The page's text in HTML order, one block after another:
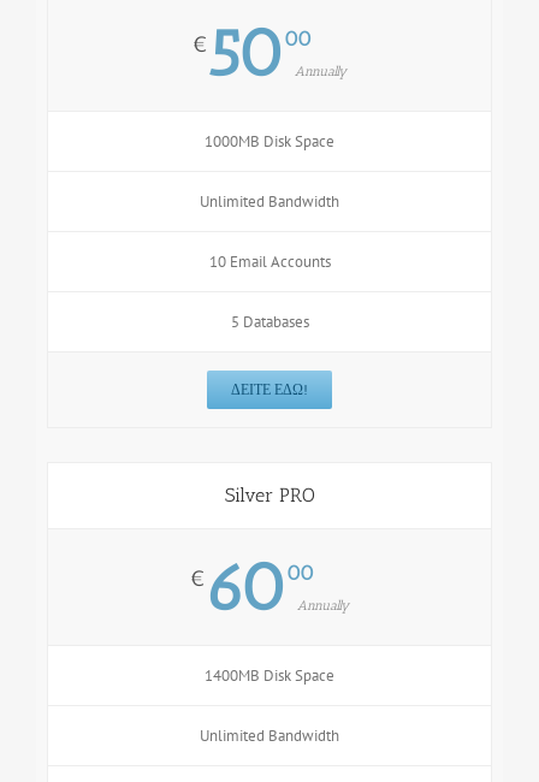
€50 00
Annually
1000MB Disk Space
Unlimited Bandwidth
10 Email Accounts
5 Databases
ΔΕΊΤΕ ΕΔΏ!
Silver PRO
€ 60 00
Annually
1400MB Disk Space
Unlimited Bandwidth